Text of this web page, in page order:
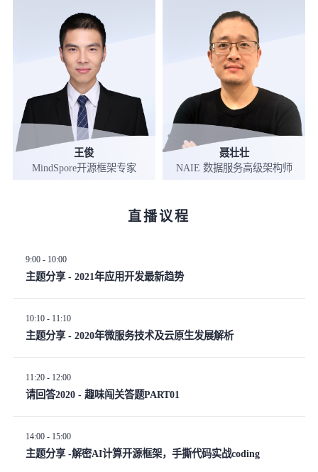
王俊
MindSpore开源框架专家
聂壮壮
NAIE 数据服务高级架构师
直播议程
9:00 - 10:00
主题分享 - 2021年应用开发最新趋势
10:10 - 11:10
主题分享 - 2020年微服务技术及云原生发展解析
11:20 - 12:00
请回答2020 - 趣味闯关答题PART01
14:00 - 15:00
主题分享 -解密AI计算开源框架，手撕代码实战coding